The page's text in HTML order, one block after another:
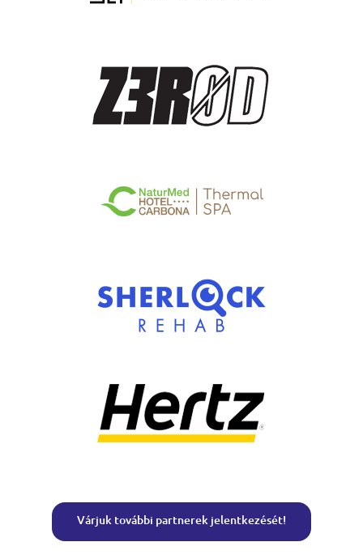
Várjuk további partnerek jelentkezését!